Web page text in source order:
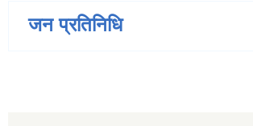
जन प्रतिनिधि